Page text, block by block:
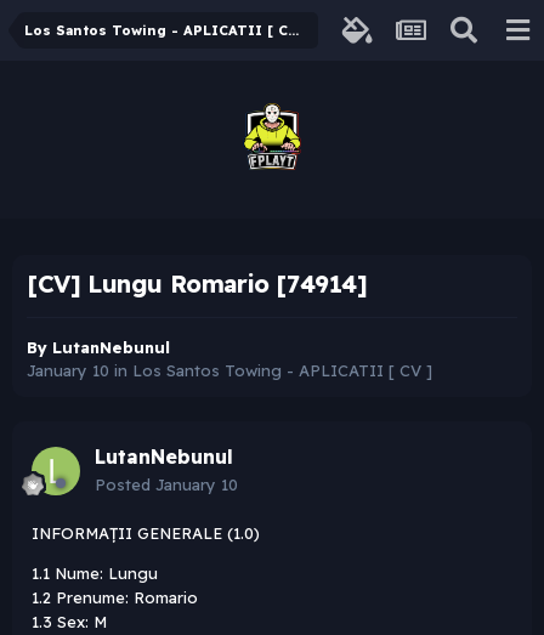
Los Santos Towing - APLICATII [ CV ]
[CV] Lungu Romario [74914]
By LutanNebunul
January 10 in Los Santos Towing - APLICATII [ CV ]
LutanNebunul
Posted January 10
INFORMAȚII GENERALE (1.0)
1.1 Nume: Lungu
1.2 Prenume: Romario
1.3 Sex: M